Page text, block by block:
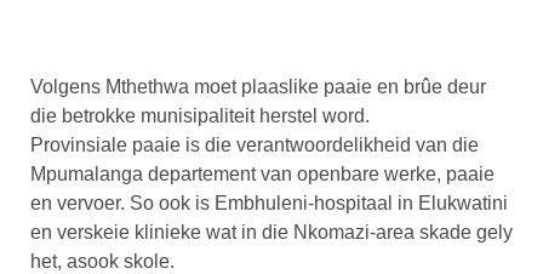
Volgens Mthethwa moet plaaslike paaie en brûe deur
die betrokke munisipaliteit herstel word.
Provinsiale paaie is die verantwoordelikheid van die
Mpumalanga departement van openbare werke, paaie
en vervoer. So ook is Embhuleni-hospitaal in Elukwatini
en verskeie klinieke wat in die Nkomazi-area skade gely
het, asook skole.